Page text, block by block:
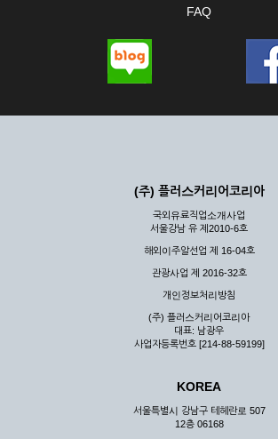
④ 회사는 제 2항 및 제 3항의 사유로 서비스의
여 배상하지 않습니다.
제3장 권리 및 의무
공할 수 있도록 최선의 노력을 다하여야 합니다.
게 누설, 배포하여서는 안됩니다. 다만, 관계법
기관 등의 합법적인 요구가 있는 경우에는 해당
③ 회사는 이용자로부터 제기되는 의견이나 불
인정할 경우에는 즉시 처리하여야 하며, 즉시
우 그 처리를 위해 노력해야 합니다.
제7조 (회원의 의무)
① 회원은 ID와 비밀 번호에 관한 모든 관리의
② 회원은 이용신청서의 기재내용 중 변경된 내
서비스를 통하여 그 내용을 회사에 통지하여야
③ 다른 회원의 ID와 비밀번호를 부당하게 사용
FAQ
(주) 플러스커리어코리아
국외유료직업소개사업
서울강남 유 제2010-6호
해외이주알선업 제 16-04호
관광사업 제 2016-32호
개인정보처리방침
(주) 플러스커리어코리아
대표: 남광우
사업자등록번호 [214-88-59199]
KOREA
서울특별시 강남구 테헤란로 507
12층 06168